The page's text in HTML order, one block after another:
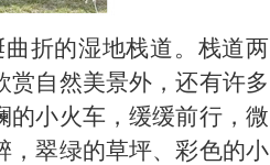
折的湿地栈道。栈道两
自然美景外，还有许多
的小火车，缓缓前行，微
，翠绿的草坪、彩色的小